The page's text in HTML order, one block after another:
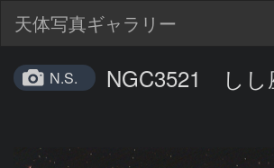
天体写真ギャラリー
N.S. NGC3521 しし